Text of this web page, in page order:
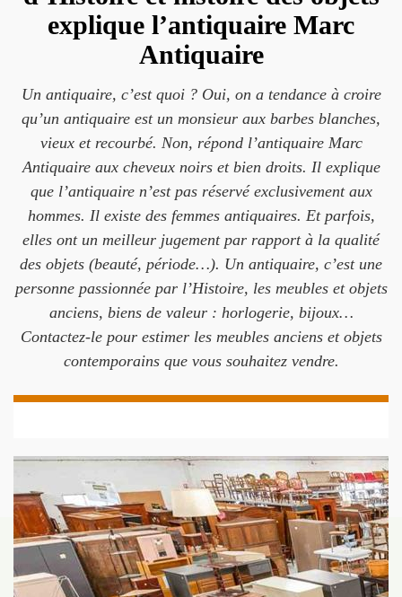
explique l’antiquaire Marc
Antiquaire
Un antiquaire, c’est quoi ? Oui, on a tendance à croire
qu’un antiquaire est un monsieur aux barbes blanches,
vieux et recourbé. Non, répond l’antiquaire Marc
Antiquaire aux cheveux noirs et bien droits. Il explique
que l’antiquaire n’est pas réservé exclusivement aux
hommes. Il existe des femmes antiquaires. Et parfois,
elles ont un meilleur jugement par rapport à la qualité
des objets (beauté, période…). Un antiquaire, c’est une
personne passionnée par l’Histoire, les meubles et objets
anciens, biens de valeur : horlogerie, bijoux…
Contactez-le pour estimer les meubles anciens et objets
contemporains que vous souhaitez vendre.